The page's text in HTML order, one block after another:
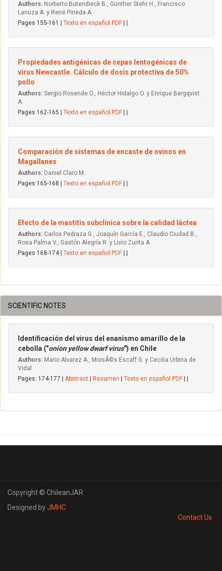
Authors: Norberto Butendieck B., Günther Stehr H., Francisco
Lanuza A. y René Pineda A.
Pages 155-161 | Texto en español PDF
Propiedades antigénicas de cepas lentogénicas de
virus Newcastle. Cálculo de dosis protectiva de 50%
pollo
Authors: Sergio Rosende O., Héctor Hidalgo O. y Enrique Bergqvist
A.
Pages 162-165 | Texto en español PDF
Comparación de sistemas de encaste de ovinos en
Magallanes
Authors: Daniel Claro M.
Pages 165-168 | Texto en español PDF
Efecto de la mastitis subclínica sobre la calidad láctea
Authors: Carlos Pedraza G., Joaquín García E., Claudio Ciudad B.,
Rosa Palma V., Gastón Alegría R. y Livio Zurita A.
Pages 168-174 | Texto en español PDF
SCIENTIFIC NOTES
Identificación del virus del enanismo amarillo de la
cebolla ("onion yellow dwarf virus") en Chile
Authors: Mario Alvarez A., MoisÃ©s Escaff G. y Cecilia Urbina de
Vidal
Pages: 174-177 | Abstract Resumen Texto en español PDF
Copyright © ChileanJAR
Designed byJMHC
Contact Us